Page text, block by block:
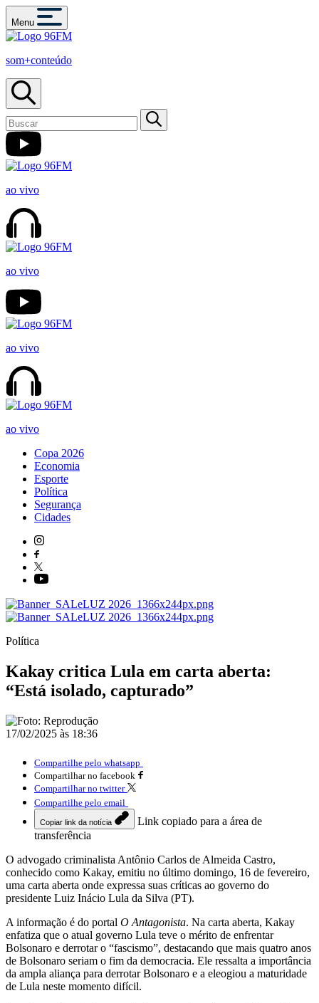
Menu
som+conteúdo
ao vivo
ao vivo
ao vivo
ao vivo
Copa 2026
Economia
Esporte
Política
Segurança
Cidades
Política
Kakay critica Lula em carta aberta:
“Está isolado, capturado”
17/02/2025 às 18:36
Compartilhe pelo whatsapp
Compartilhar no facebook
Compartilhar no twitter
Compartilhe pelo email
Copiar link da notícia
Link copiado para a área de
transferência
O advogado criminalista Antônio Carlos de Almeida Castro,
conhecido como Kakay, emitiu no último domingo, 16 de fevereiro,
uma carta aberta onde expressa suas críticas ao governo do
presidente Luiz Inácio Lula da Silva (PT).
A informação é do portal O Antagonista. Na carta aberta, Kakay
enfatiza que o atual governo Lula teve o mérito de enfrentar
Bolsonaro e derrotar o “fascismo”, destacando que mais quatro anos
de Bolsonaro seriam o fim da democracia. Ele ressalta a importância
da ampla aliança para derrotar Bolsonaro e a eleogiou a maturidade
de Lula neste momento difícil.